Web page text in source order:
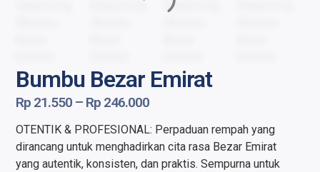
Bumbu Bezar Emirat
Rp 21.550 – Rp 246.000
OTENTIK & PROFESIONAL: Perpaduan rempah yang
dirancang untuk menghadirkan cita rasa Bezar Emirat
yang autentik, konsisten, dan praktis. Sempurna untuk